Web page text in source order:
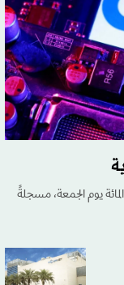
سوق الأسهم الصينية بأكثر من 3 في المائة يوم الجمعة، مسجلةً